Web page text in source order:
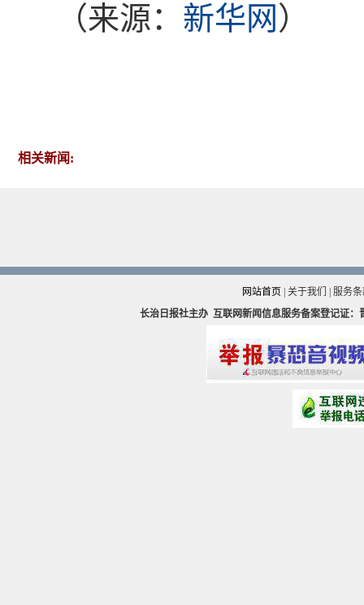
（来源： 新华网 ）
相关新闻:
网站首页 关于我们
服务
长治日报社主办 互联网新闻信息服务备案登记证：